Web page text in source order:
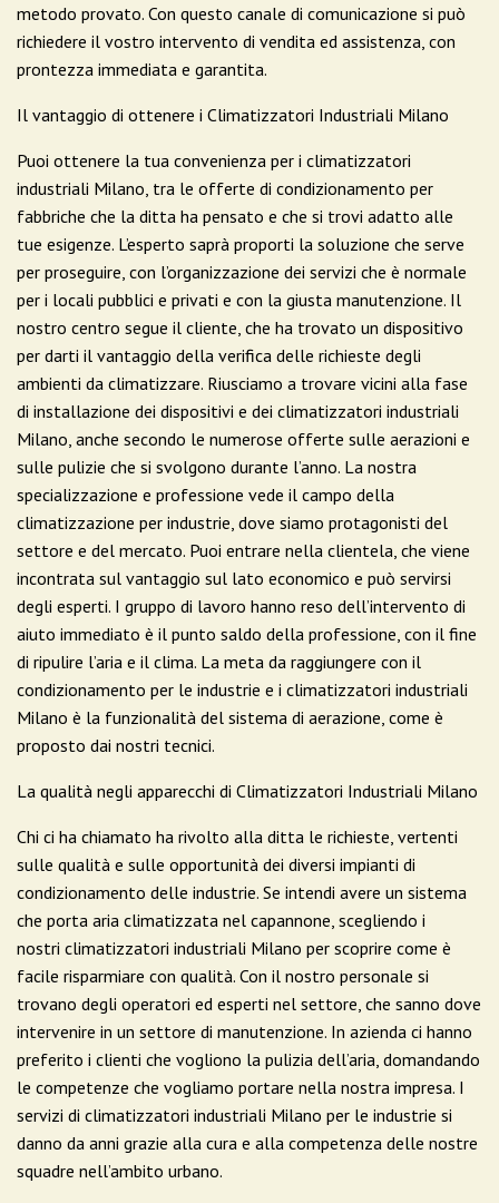
metodo provato. Con questo canale di comunicazione si può
richiedere il vostro intervento di vendita ed assistenza, con
prontezza immediata e garantita.
Il vantaggio di ottenere i Climatizzatori Industriali Milano
Puoi ottenere la tua convenienza per i climatizzatori
industriali Milano, tra le offerte di condizionamento per
fabbriche che la ditta ha pensato e che si trovi adatto alle
tue esigenze. L’esperto saprà proporti la soluzione che serve
per proseguire, con l’organizzazione dei servizi che è normale
per i locali pubblici e privati e con la giusta manutenzione. Il
nostro centro segue il cliente, che ha trovato un dispositivo
per darti il vantaggio della verifica delle richieste degli
ambienti da climatizzare. Riusciamo a trovare vicini alla fase
di installazione dei dispositivi e dei climatizzatori industriali
Milano, anche secondo le numerose offerte sulle aerazioni e
sulle pulizie che si svolgono durante l’anno. La nostra
specializzazione e professione vede il campo della
climatizzazione per industrie, dove siamo protagonisti del
settore e del mercato. Puoi entrare nella clientela, che viene
incontrata sul vantaggio sul lato economico e può servirsi
degli esperti. I gruppo di lavoro hanno reso dell’intervento di
aiuto immediato è il punto saldo della professione, con il fine
di ripulire l’aria e il clima. La meta da raggiungere con il
condizionamento per le industrie e i climatizzatori industriali
Milano è la funzionalità del sistema di aerazione, come è
proposto dai nostri tecnici.
La qualità negli apparecchi di Climatizzatori Industriali Milano
Chi ci ha chiamato ha rivolto alla ditta le richieste, vertenti
sulle qualità e sulle opportunità dei diversi impianti di
condizionamento delle industrie. Se intendi avere un sistema
che porta aria climatizzata nel capannone, scegliendo i
nostri climatizzatori industriali Milano per scoprire come è
facile risparmiare con qualità. Con il nostro personale si
trovano degli operatori ed esperti nel settore, che sanno dove
intervenire in un settore di manutenzione. In azienda ci hanno
preferito i clienti che vogliono la pulizia dell’aria, domandando
le competenze che vogliamo portare nella nostra impresa. I
servizi di climatizzatori industriali Milano per le industrie si
danno da anni grazie alla cura e alla competenza delle nostre
squadre nell’ambito urbano.